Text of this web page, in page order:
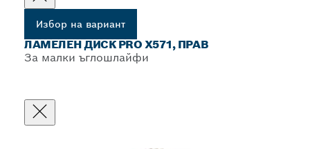
Избор на вариант
ЛАМЕЛЕН ДИСК PRO X571, ПРАВ
За малки ъглошлайфи